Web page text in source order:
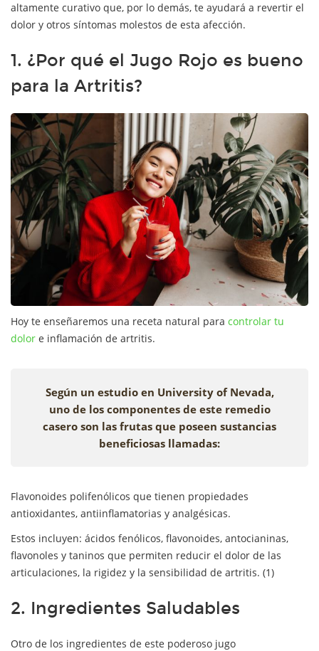
altamente curativo que, por lo demás, te ayudará a revertir el
dolor y otros síntomas molestos de esta afección.
1. ¿Por qué el Jugo Rojo es bueno
para la Artritis?
Hoy te enseñaremos una receta natural para controlar tu
dolor e inflamación de artritis.
Según un estudio en University of Nevada,
uno de los componentes de este remedio
casero son las frutas que poseen sustancias
beneficiosas llamadas:
Flavonoides polifenólicos que tienen propiedades
antioxidantes, antiinflamatorias y analgésicas.
Estos incluyen: ácidos fenólicos, flavonoides, antocianinas,
flavonoles y taninos que permiten reducir el dolor de las
articulaciones, la rigidez y la sensibilidad de artritis. (1)
2. Ingredientes Saludables
Otro de los ingredientes de este poderoso jugo